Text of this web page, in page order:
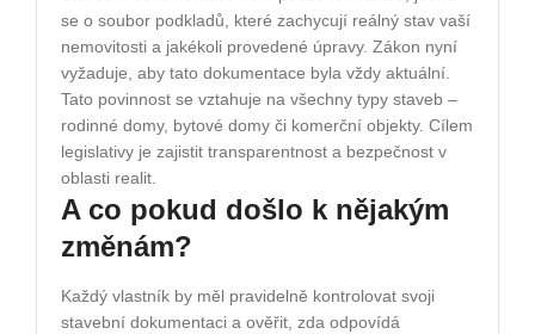
se o soubor podkladů, které zachycují reálný stav vaší
nemovitosti a jakékoli provedené úpravy. Zákon nyní
vyžaduje, aby tato dokumentace byla vždy aktuální.
Tato povinnost se vztahuje na všechny typy staveb –
rodinné domy, bytové domy či komerční objekty. Cílem
legislativy je zajistit transparentnost a bezpečnost v
oblasti realit.
A co pokud došlo k nějakým
změnám?
Každý vlastník by měl pravidelně kontrolovat svoji
stavební dokumentaci a ověřit, zda odpovídá